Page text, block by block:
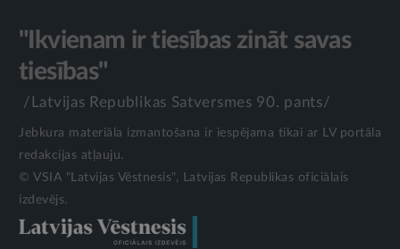
"Ikvienam ir tiesības zināt savas
tiesības"
/Latvijas Republikas Satversmes 90. pants/
Jebkura materiāla izmantošana ir iespējama tikai ar LV portāla
redakcijas atļauju.
© VSIA "Latvijas Vēstnesis", Latvijas Republikas oficiālais
izdevējs.